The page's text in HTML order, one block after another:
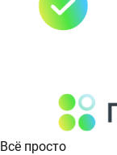
Всё просто